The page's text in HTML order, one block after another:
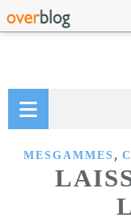
MESGAMMES ,